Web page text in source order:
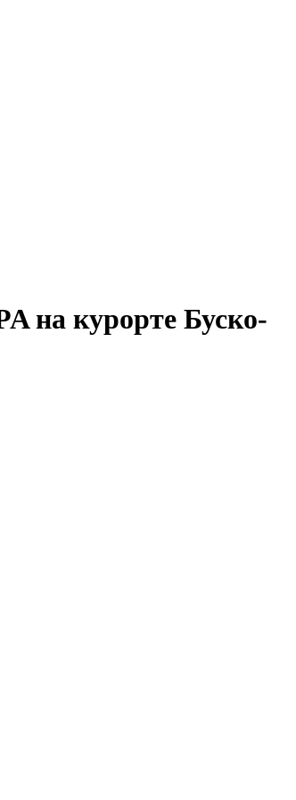
на курорте Буско-